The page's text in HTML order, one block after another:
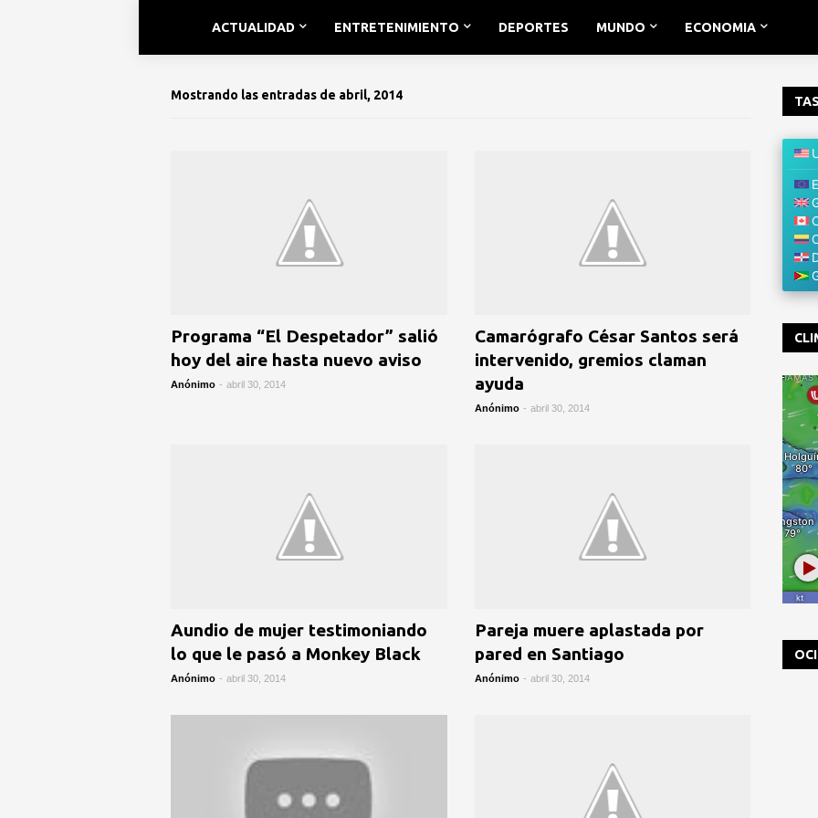
ACTUALIDAD ENTRETENIMIENTO DEPORTES MUNDO ECONOMIA
Mostrando las entradas de abril, 2014
Programa “El Despetador” salió
hoy del aire hasta nuevo aviso
Anónimo - abril 30, 2014
Camarógrafo César Santos será
intervenido, gremios claman
ayuda
Anónimo - abril 30, 2014
Aundio de mujer testimoniando
lo que le pasó a Monkey Black
Anónimo - abril 30, 2014
Pareja muere aplastada por
pared en Santiago
Anónimo - abril 30, 2014